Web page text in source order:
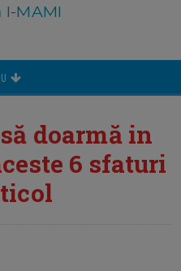
I-MAMI
doarmă in
6 sfaturi